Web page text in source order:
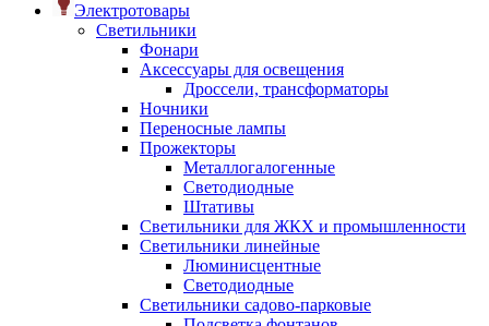
Электротовары
Светильники
Фонари
Аксессуары для освещения
Дроссели, трансформаторы
Ночники
Переносные лампы
Прожекторы
Металлогалогенные
Светодиодные
Штативы
Светильники для ЖКХ и промышленности
Светильники линейные
Люминисцентные
Светодиодные
Светильники садово-парковые